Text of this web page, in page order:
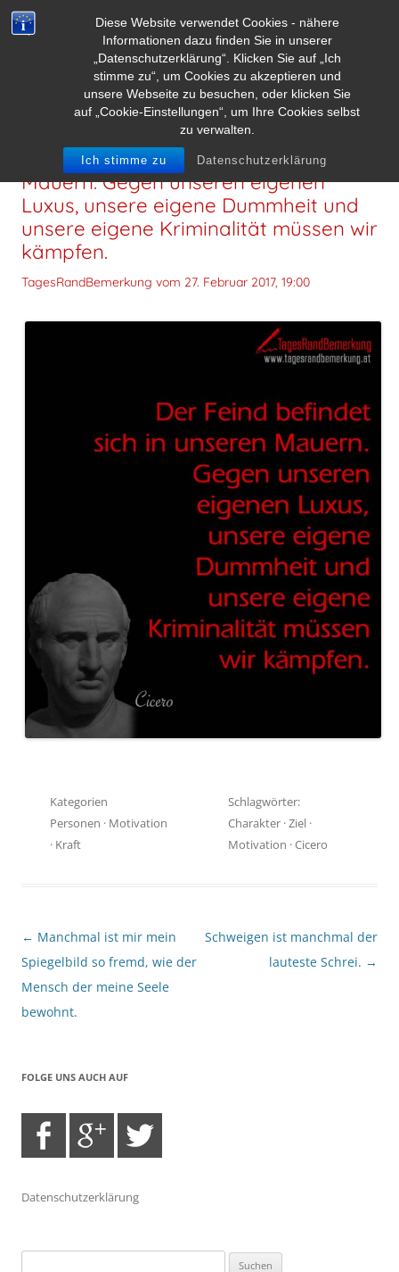
Diese Website verwendet Cookies - nähere
Informationen dazu finden Sie in unserer
„Datenschutzerklärung“. Klicken Sie auf „Ich
stimme zu“, um Cookies zu akzeptieren und
unsere Webseite zu besuchen, oder klicken Sie
auf „Cookie-Einstellungen“, um Ihre Cookies selbst
zu verwalten.
Ich stimme zu Datenschutzerklärung
Der Feind befindet sich in unseren
Mauern. Gegen unseren eigenen
Luxus, unsere eigene Dummheit und
unsere eigene Kriminalität müssen wir
kämpfen.
TagesRandBemerkung vom 27. Februar 2017, 19:00
Kategorien
Personen · Motivation
· Kraft
Schlagwörter:
Charakter ·Ziel ·
Motivation ·Cicero
Beitragsnavigation
← Manchmal ist mir mein
Spiegelbild so fremd, wie der
Mensch der meine Seele
bewohnt.
Schweigen ist manchmal der
lauteste Schrei. →
FOLGE UNS AUCH AUF
Datenschutzerklärung